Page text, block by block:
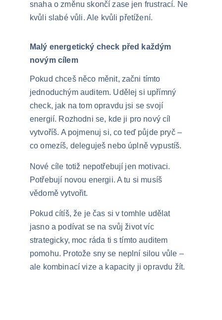
snaha o změnu skončí zase jen frustrací. Ne
kvůli slabé vůli. Ale kvůli přetížení.
Malý energetický check před každým
novým cílem
Pokud chceš něco měnit, začni tímto
jednoduchým auditem. Udělej si upřímný
check, jak na tom opravdu jsi se svojí
energií. Rozhodni se, kde ji pro nový cíl
vytvoříš. A pojmenuj si, co teď půjde pryč –
co omezíš, deleguješ nebo úplně vypustíš.
Nové cíle totiž nepotřebují jen motivaci.
Potřebují novou energii. A tu si musíš
vědomě vytvořit.
Pokud cítíš, že je čas si v tomhle udělat
jasno a podívat se na svůj život víc
strategicky, moc ráda ti s tímto auditem
pomohu. Protože sny se neplní silou vůle –
ale kombinací vize a kapacity ji opravdu žít.